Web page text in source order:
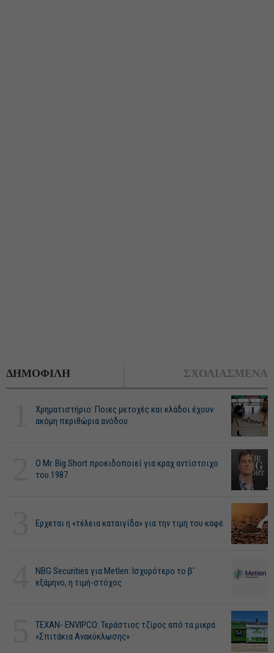
ΔΗΜΟΦΙΛΗ ΣΧΟΛΙΑΣΜΕΝΑ
Χρηματιστήριο: Ποιες μετοχές και κλάδοι έχουν
ακόμη περιθώρια ανόδου
O Mr. Big Short προειδοποιεί για κραχ αντίστοιχο
του 1987
Ερχεται η «τέλεια καταιγίδα» για την τιμή του καφέ
NBG Securities για Metlen: Ισχυρότερο το β'
εξάμηνο, η τιμή-στόχος
ΤΕΧΑΝ- ENVIPCO: Τεράστιος τζίρος από τα μικρά
«Σπιτάκια Ανακύκλωσης»